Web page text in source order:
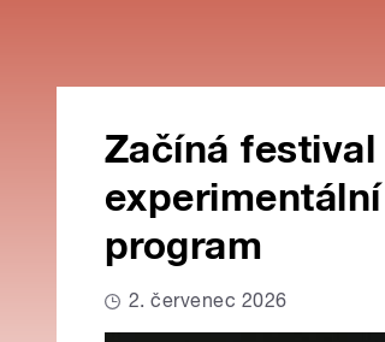
Začíná festival
program
2. červenec 2026